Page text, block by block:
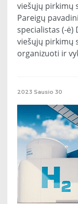
viešųjų pirkimų
Pareigų
specialistas (-
viešųjų pirkimų
organizuoti ir
2023 Sausio 30